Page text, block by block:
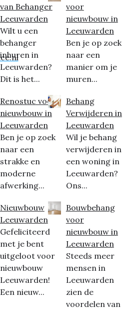
van Behanger
Leeuwarden
Wilt u een
behanger
inhuren in
Leeuwarden?
Dit is het...
Renostuc voor
nieuwbouw in
Leeuwarden
Ben je op zoek
naar een
strakke en
moderne
afwerking...
Nieuwbouw
Leeuwarden
Gefeliciteerd
met je bent
uitgeloot voor
nieuwbouw
Leeuwarden!
Een nieuw...
voor
nieuwbouw in
Leeuwarden
Ben je op zoek
naar een
manier om je
muren...
Behang
Verwijderen in
Leeuwarden
Wil je behang
verwijderen in
een woning in
Leeuwarden?
Ons...
Bouwbehang
voor
nieuwbouw in
Leeuwarden
Steeds meer
mensen in
Leeuwarden
zien de
voordelen van